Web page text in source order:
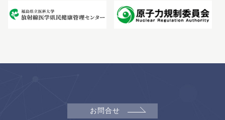
お問合せ